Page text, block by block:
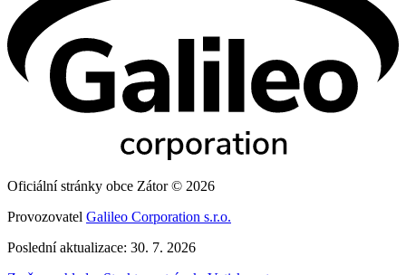
Oficiální stránky obce Zátor © 2026
Provozovatel Galileo Corporation s.r.o.
Poslední aktualizace: 30. 7. 2026